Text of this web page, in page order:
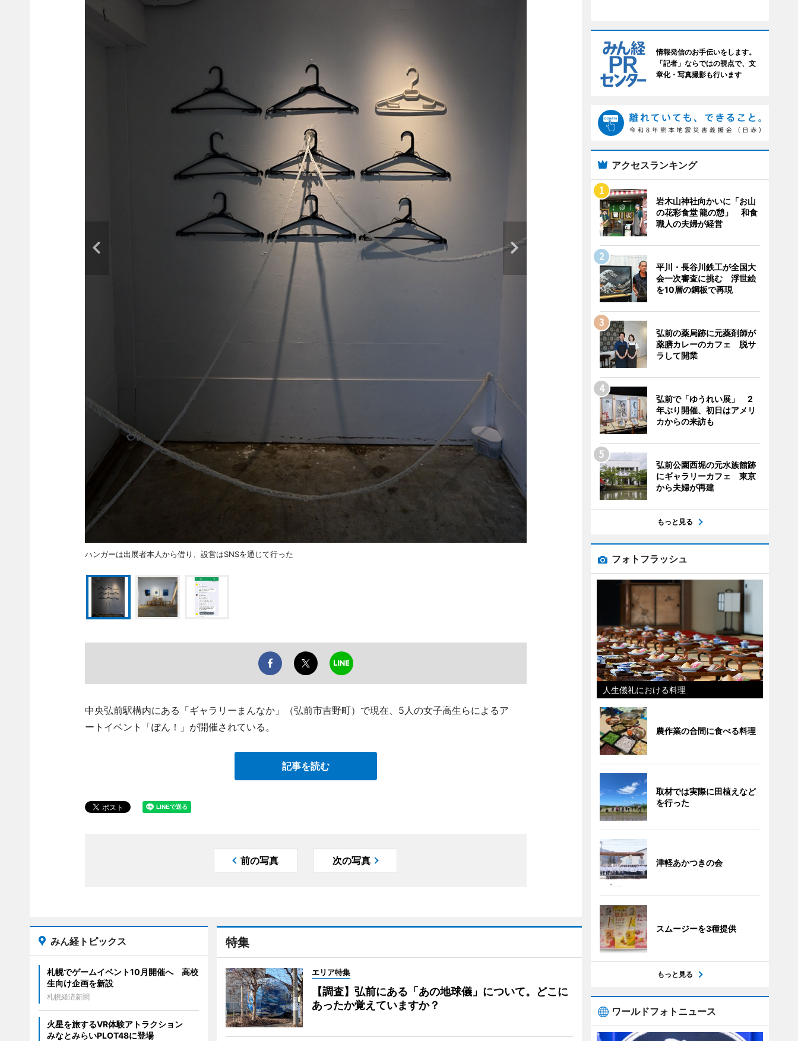
ハンガーは出展者本人から借り、設営はSNSを通じて行った
中央弘前駅構内にある「ギャラリーまんなか」（弘前市吉野町）で現在、5人の女子高生らによるア
ートイベント「ぽん！」が開催されている。
記事を読む
前の写真 次の写真
特集
エリア特集
【調査】弘前にある「あの地球儀」について。どこに
あったか覚えていますか？
みん経トピックス
札幌でゲームイベント10月開催へ 高校
生向け企画を新設
札幌経済新聞
火星を旅するVR体験アトラクション
みなとみらいPLOT48に登場
情報発信のお手伝いをします。
「記者」ならではの視点で、文
章化・写真撮影も行います
アクセスランキング
岩木山神社向かいに「お山
の花彩食堂 龍の憩」 和食
職人の夫婦が経営
平川・長谷川鉄工が全国大
会一次審査に挑む 浮世絵
を10層の鋼板で再現
弘前の薬局跡に元薬剤師が
薬膳カレーのカフェ 脱サ
ラして開業
弘前で「ゆうれい展」 2
年ぶり開催、初日はアメリ
カからの来訪も
弘前公園西堀の元水族館跡
にギャラリーカフェ 東京
から夫婦が再建
もっと見る
フォトフラッシュ
人生儀礼における料理
農作業の合間に食べる料理
取材では実際に田植えなど
を行った
津軽あかつきの会
スムージーを3種提供
もっと見る
ワールドフォトニュース